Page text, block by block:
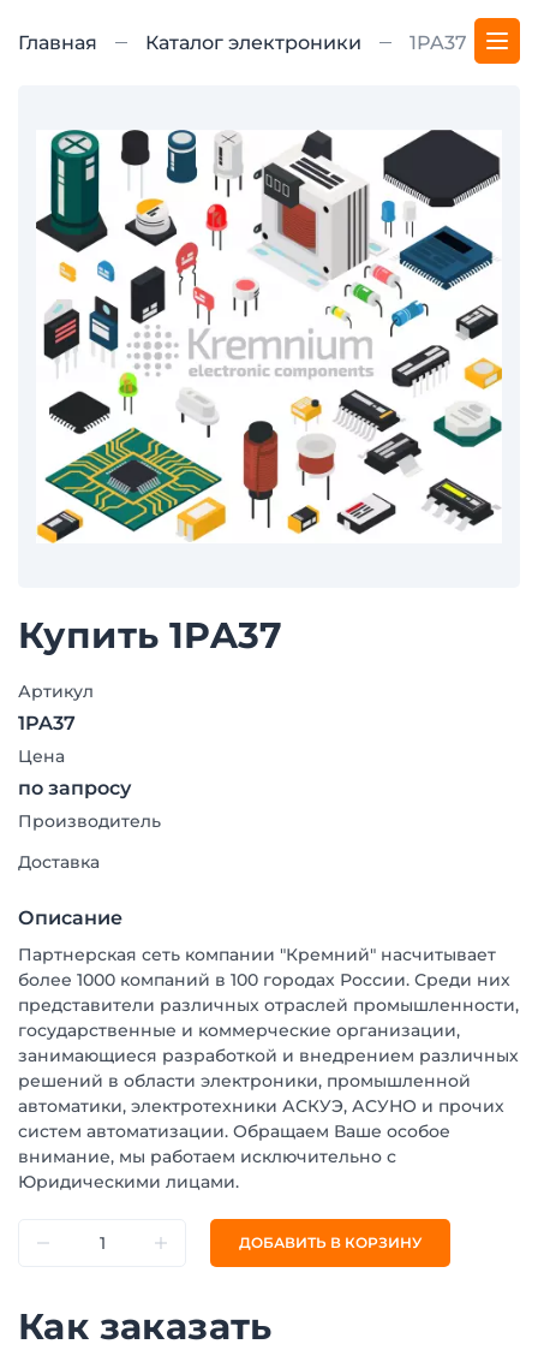
Главная Каталог электроники 1PA37
Купить 1PA37
Артикул
1PA37
Цена
по запросу
Производитель
Доставка
Описание
Партнерская сеть компании "Кремний" насчитывает
более 1000 компаний в 100 городах России. Среди них
представители различных отраслей промышленности,
государственные и коммерческие организации,
занимающиеся разработкой и внедрением различных
решений в области электроники, промышленной
автоматики, электротехники АСКУЭ, АСУНО и прочих
систем автоматизации. Обращаем Ваше особое
внимание, мы работаем исключительно с
Юридическими лицами.
ДОБАВИТЬ В КОРЗИНУ
Как заказать